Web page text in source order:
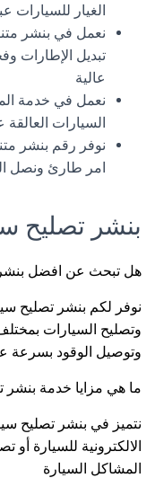
الغيار للسيارات
نعمل في بنشر
تبديل الإطارات
عالية
نعمل في خدمة
السيارات
نوفر رقم بنشر
امر طارئ ونصل
بنشر تصليح
هل تبحث عن افضل بنشر
نوفر لكم بنشر تصليح
وتصليح السيارات
وتوصيل الوقود بسرعة
ما هي مزايا خدمة بنشر
نتميز في بنشر تصليح
الالكترونية للسيارة أو
المشاكل السيارة